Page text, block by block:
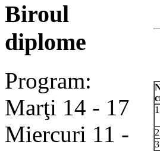
Biroul
diplome
Program:
Marţi 14 - 17
Miercuri 11 -